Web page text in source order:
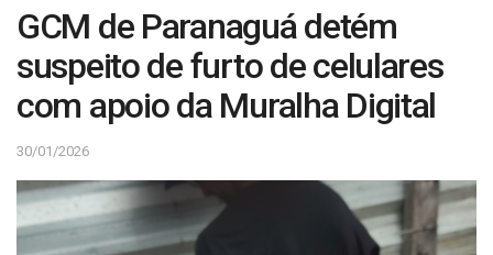
GCM de Paranaguá detém
suspeito de furto de celulares
com apoio da Muralha Digital
30/01/2026